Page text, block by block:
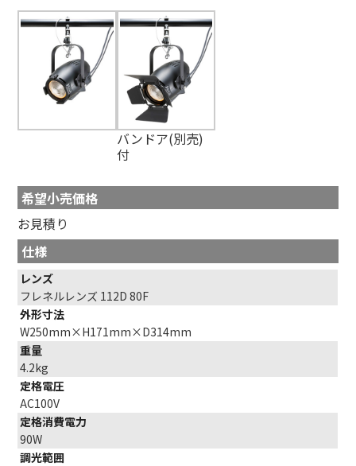
バンドア(別売)
付
希望小売価格
お見積り
仕様
レンズ
フレネルレンズ 112D 80F
外形寸法
W250mm×H171mm×D314mm
重量
4.2kg
定格電圧
AC100V
定格消費電力
90W
調光範囲